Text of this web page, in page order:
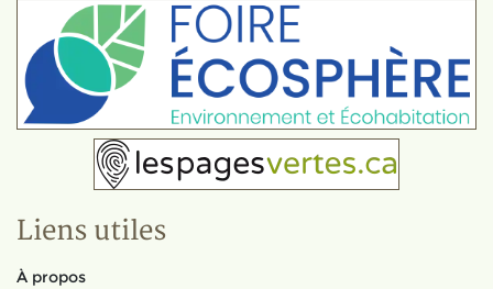
Liens utiles
À propos